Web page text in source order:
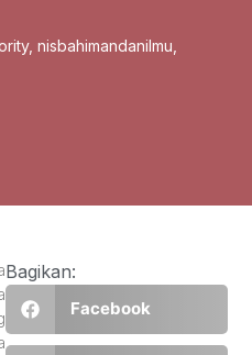
, nisbahimandanilmu
Bagikan:
Facebook